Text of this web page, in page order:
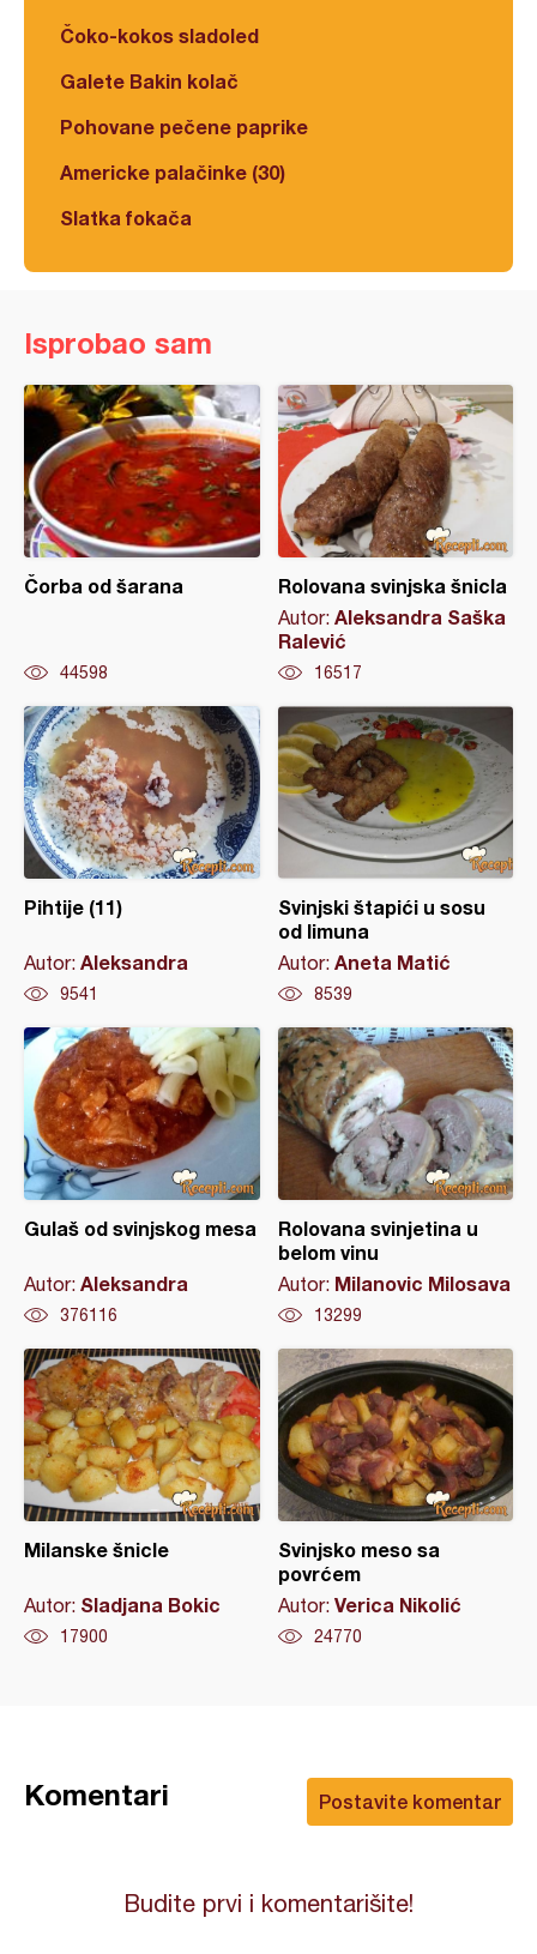
Čoko-kokos sladoled
Galete Bakin kolač
Pohovane pečene paprike
Americke palačinke (30)
Slatka fokača
Isprobao sam
Čorba od šarana
44598
Rolovana svinjska šnicla
Autor: Aleksandra Saška
Ralević
16517
Pihtije (11)
Autor: Aleksandra
9541
Svinjski štapići u sosu
od limuna
Autor: Aneta Matić
8539
Gulaš od svinjskog mesa
Autor: Aleksandra
376116
Rolovana svinjetina u
belom vinu
Autor: Milanovic Milosava
13299
Milanske šnicle
Autor: Sladjana Bokic
17900
Svinjsko meso sa
povrćem
Autor: Verica Nikolić
24770
Postavite komentar
Komentari
Budite prvi i komentarišite!